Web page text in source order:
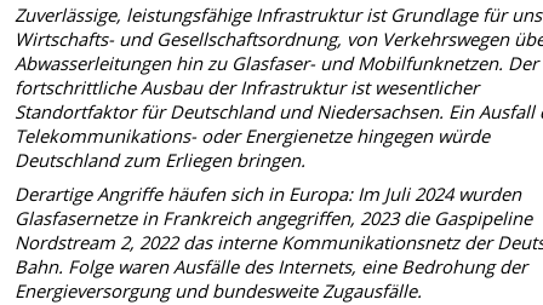
Zuverlässige, leistungsfähige Infrastruktur ist Grundlage für
Wirtschafts- und Gesellschaftsordnung, von Verkehrswegen
Abwasserleitungen hin zu Glasfaser- und Mobilfunknetzen. Der
fortschrittliche Ausbau der Infrastruktur ist wesentlicher
Standortfaktor für Deutschland und Niedersachsen. Ein Ausfall
Telekommunikations- oder Energienetze hingegen würde
Deutschland zum Erliegen bringen.
Derartige Angriffe häufen sich in Europa: Im Juli 2024 wurden
Glasfasernetze in Frankreich angegriffen, 2023 die Gaspipeline
Nordstream 2, 2022 das interne Kommunikationsnetz der
Bahn. Folge waren Ausfälle des Internets, eine Bedrohung der
Energieversorgung und bundesweite Zugausfälle.